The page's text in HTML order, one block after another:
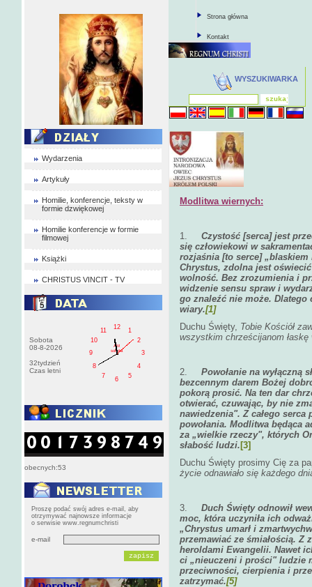
Wydarzenia
Artykuły
Homilie, konferencje, teksty w
formie dzwiękowej
Homilie konferencje w formie
filmowej
Książki
CHRISTUS VINCIT - TV
Sobota
08-8-2026
32tydzień
Czas letni
1
2
3
4
5
6
7
8
9
10
11
12
AM
sobota
obecnych:53
Proszę podać swój adres e-mail, aby
otrzymywać najnowsze informacje
o serwisie www.regnumchristi
e-mail
Strona główna
Kontakt
WYSZUKIWARKA
Modlitwa wiernych:
1. Czystość [serca] jest
się człowiekowi w
rozjaśnia [to serce]
Chrystus, zdolna jest
wolność. Bez zrozumienia i
widzenie sensu spraw i
go znaleźć nie może.
wiary.[1]
Duchu Święty, Tobie Kościół
wszystkim chrześcijanom
2. Powołanie na wyłączną
bezcennym darem Bożej
pokorą prosić. Na ten dar
otwierać, czuwając, by nie
nawiedzenia". Z całego serca
powołania. Modlitwa będąca
za „wielkie rzeczy", których
słabość ludzi. [3]
Duchu Święty prosimy Cię za
życie odnawiało się każdego
3. Duch Święty odnowił
moc, która uczyniła ich
„Chrystus umarł i
przemawiać ze śmiałością. Z
heroldami Ewangelii. Nawet
ci „nieuczeni i prości" ludzie
przeciwności, cierpienia i
zatrzymać.[5]